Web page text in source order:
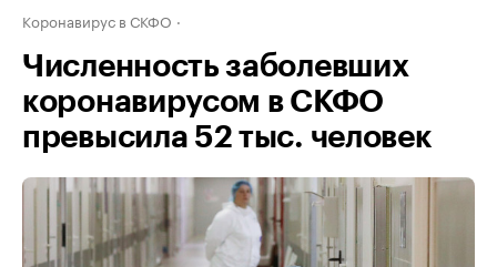
Коронавирус в СКФО
Численность заболевших
коронавирусом в СКФО
превысила 52 тыс. человек